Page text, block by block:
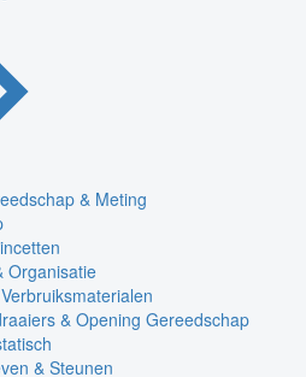
& Meting
Organisatie
& Opening Gereedschap
& Steunen